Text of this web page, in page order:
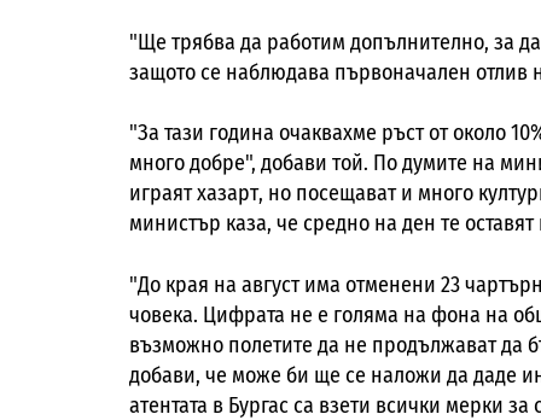
"Ще трябва да работим допълнително, за
защото се наблюдава първоначален отлив
"За тази година очаквахме ръст от около
много добре", добави той. По думите на
играят хазарт, но посещават и много
министър каза, че средно на ден те
"До края на август има отменени 23
човека. Цифрата не е голяма на фона на
възможно полетите да не продължават да
добави, че може би ще се наложи да даде
атентата в Бургас са взети всички мерки